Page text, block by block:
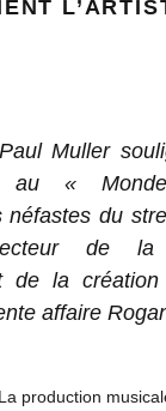
Muller
au «
néfastes du
de la
de la création
affaire
production